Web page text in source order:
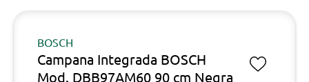
BOSCH
Campana Integrada BOSCH
Mod. DBB97AM60 90 cm Negra